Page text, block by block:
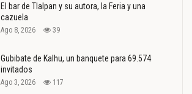
El bar de Tlalpan y su autora, la Feria y una
cazuela
Ago 8, 2026 39
Gubibate de Kalhu, un banquete para 69.574
invitados
Ago 3, 2026 117